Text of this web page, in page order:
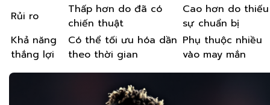
Rủi ro
Thấp hơn do đã có
chiến thuật
Cao hơn do thiếu
sự chuẩn bị
Khả năng
thắng lợi
Có thể tối ưu hóa dần
theo thời gian
Phụ thuộc nhiều
vào may mắn